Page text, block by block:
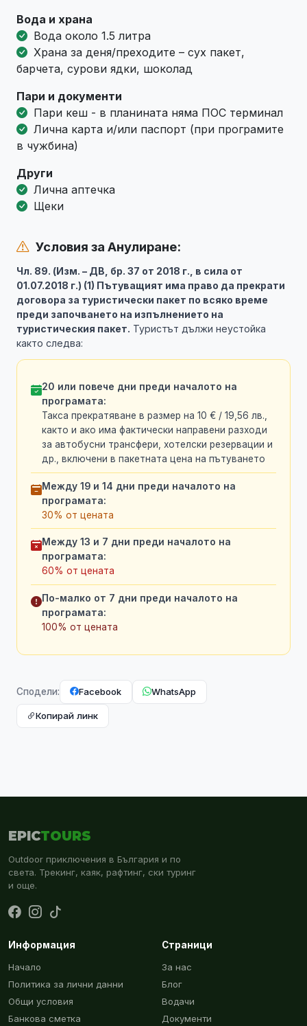
Вода и храна
Вода около 1.5 литра
Храна за деня/преходите – сух пакет,
барчета, сурови ядки, шоколад
Пари и документи
Пари кеш - в планината няма ПОС терминал
Лична карта и/или паспорт (при програмите
в чужбина)
Други
Лична аптечка
Щеки
Условия за Анулиране:
Чл. 89. (Изм. – ДВ, бр. 37 от 2018 г., в сила от
01.07.2018 г.) (1) Пътуващият има право да прекрати
договора за туристически пакет по всяко време
преди започването на изпълнението на
туристическия пакет. Туристът дължи неустойка
както следва:
20 или повече дни преди началото на
програмата:
Такса прекратяване в размер на 10 € / 19,56 лв.,
както и ако има фактически направени разходи
за автобусни трансфери, хотелски резервации и
др., включени в пакетната цена на пътуването
Между 19 и 14 дни преди началото на
програмата:
30% от цената
Между 13 и 7 дни преди началото на
програмата:
60% от цената
По-малко от 7 дни преди началото на
програмата:
100% от цената
Сподели: Facebook WhatsApp
Копирай линк
EPICTOURS
Outdoor приключения в България и по
света. Трекинг, каяк, рафтинг, ски туринг
и още.
Информация
Начало
Политика за лични данни
Общи условия
Банкова сметка
Страници
За нас
Блог
Водачи
Документи